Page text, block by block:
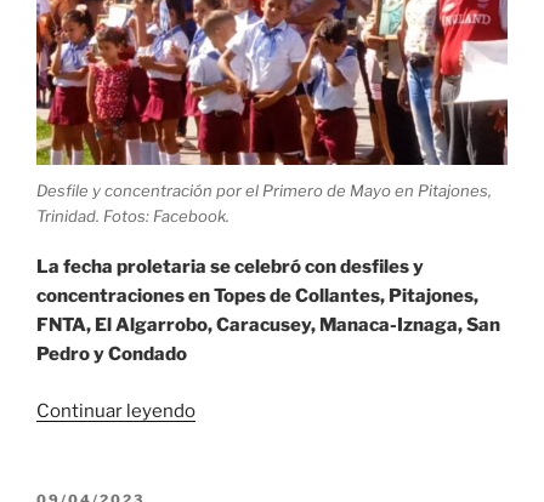
Desfile y concentración por el Primero de Mayo en Pitajones,
Trinidad. Fotos: Facebook.
La fecha proletaria se celebró con desfiles y
concentraciones en Topes de Collantes, Pitajones,
FNTA, El Algarrobo, Caracusey, Manaca-Iznaga, San
Pedro y Condado
Continuar leyendo«Comunidades